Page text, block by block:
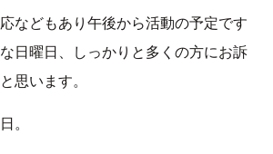
などもあり午後から活動の予定です
日曜日、しっかりと多くの方にお訴
思います。
。